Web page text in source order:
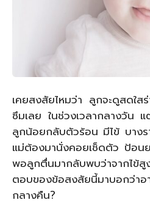
เคยสงสัยไหมว่า ลูกจะดูสดใส
ซึมเลย ในช่วงเวลากลางวัน
ลูกน้อยกลับตัวร้อน มีไข้ บา
แม่ต้องมานั่งคอยเช็ดตัว ป้อ
พอลูกตื่นมากลับพบว่าจากไข้สู
ตอบของข้อสงสัยนี้มาบอกว่าอ
กลางคืน?